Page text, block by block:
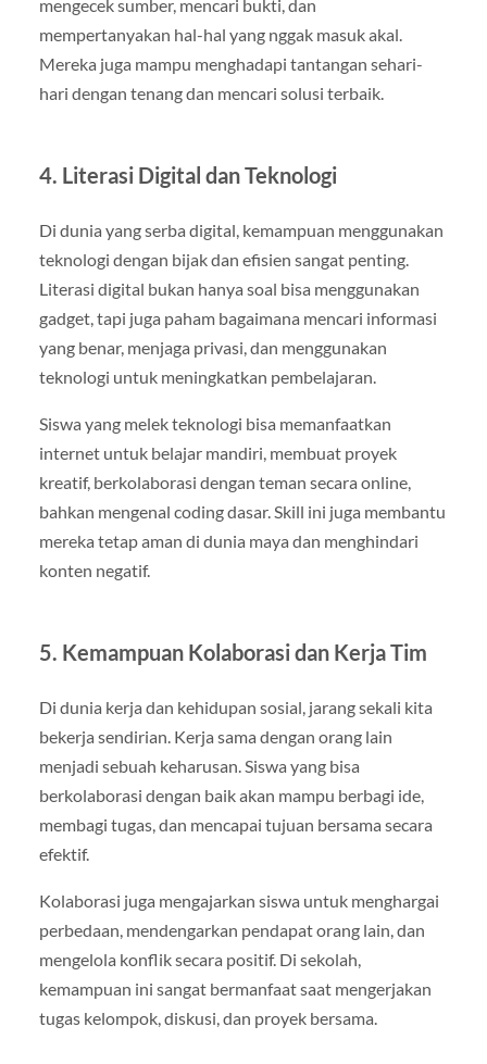
mengecek sumber, mencari bukti, dan
mempertanyakan hal-hal yang nggak masuk akal.
Mereka juga mampu menghadapi tantangan sehari-
hari dengan tenang dan mencari solusi terbaik.
4. Literasi Digital dan Teknologi
Di dunia yang serba digital, kemampuan menggunakan
teknologi dengan bijak dan efisien sangat penting.
Literasi digital bukan hanya soal bisa menggunakan
gadget, tapi juga paham bagaimana mencari informasi
yang benar, menjaga privasi, dan menggunakan
teknologi untuk meningkatkan pembelajaran.
Siswa yang melek teknologi bisa memanfaatkan
internet untuk belajar mandiri, membuat proyek
kreatif, berkolaborasi dengan teman secara online,
bahkan mengenal coding dasar. Skill ini juga membantu
mereka tetap aman di dunia maya dan menghindari
konten negatif.
5. Kemampuan Kolaborasi dan Kerja Tim
Di dunia kerja dan kehidupan sosial, jarang sekali kita
bekerja sendirian. Kerja sama dengan orang lain
menjadi sebuah keharusan. Siswa yang bisa
berkolaborasi dengan baik akan mampu berbagi ide,
membagi tugas, dan mencapai tujuan bersama secara
efektif.
Kolaborasi juga mengajarkan siswa untuk menghargai
perbedaan, mendengarkan pendapat orang lain, dan
mengelola konflik secara positif. Di sekolah,
kemampuan ini sangat bermanfaat saat mengerjakan
tugas kelompok, diskusi, dan proyek bersama.